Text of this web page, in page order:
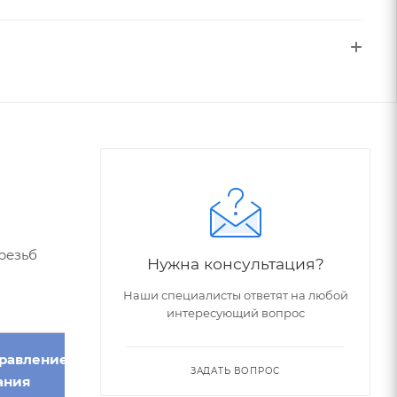
Нужна консультация?
Наши специалисты ответят на любой
интересующий вопрос
ЗАДАТЬ ВОПРОС